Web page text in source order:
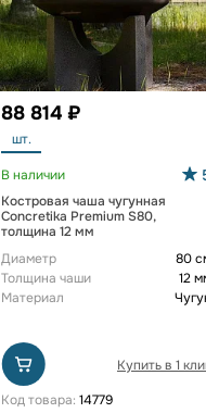
88 814 ₽
шт.
В наличии
Костровая чаша чугунная
Concretika Premium S80,
толщина 12 мм
Диаметр
80
Толщина чаши
12
Материал
Купить в 1
Код товара: 14779